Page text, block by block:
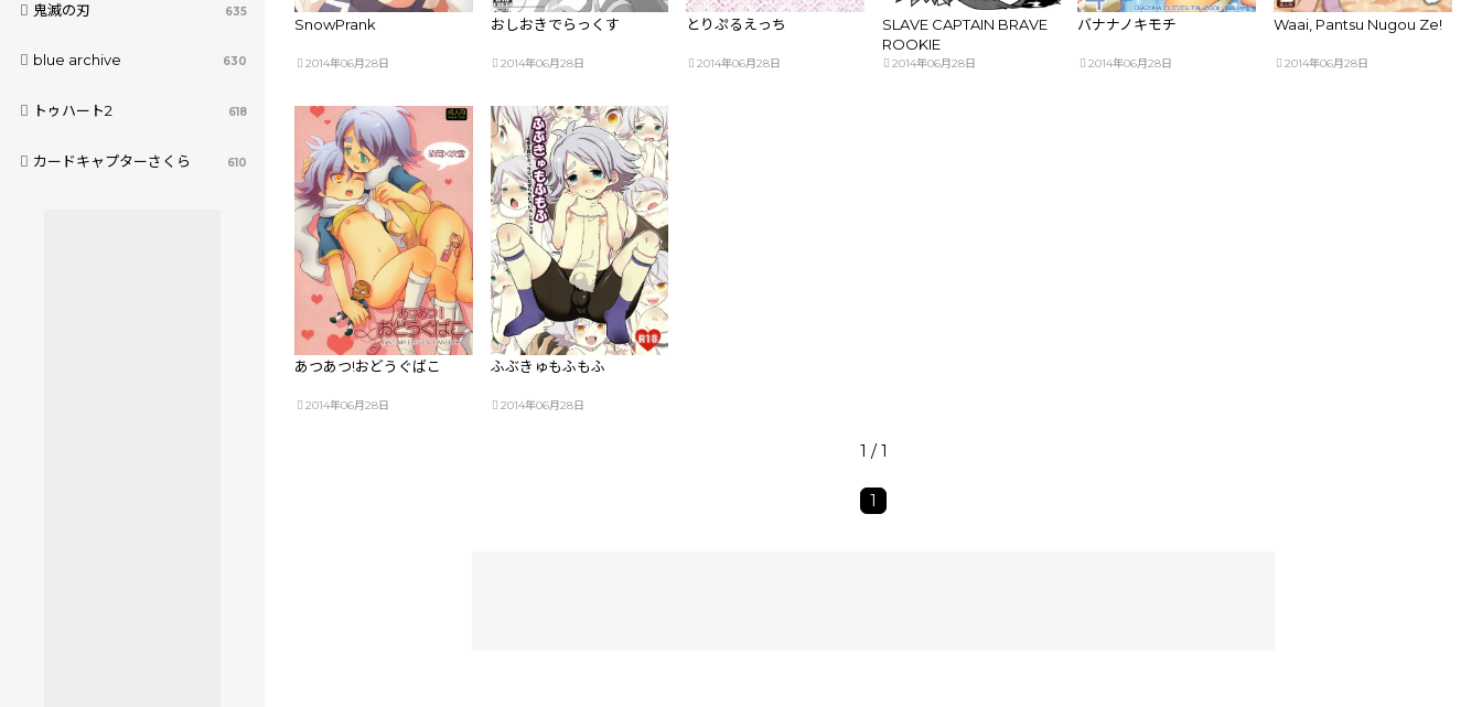
鬼滅の刃 635
blue archive 630
トゥハート2 618
カードキャプターさくら 610
SnowPrank
2014年06月28日
おしおきでらっくす
2014年06月28日
とりぷるえっち
2014年06月28日
SLAVE CAPTAIN BRAVE
ROOKIE
2014年06月28日
バナナノキモチ
2014年06月28日
Waai, Pantsu Nugou Ze!
2014年06月28日
あつあつ!おどうぐばこ
2014年06月28日
ふぶきゅもふもふ
2014年06月28日
1 / 1
1